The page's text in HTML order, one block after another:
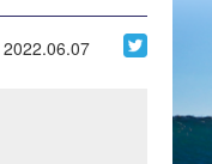
2022.06.07